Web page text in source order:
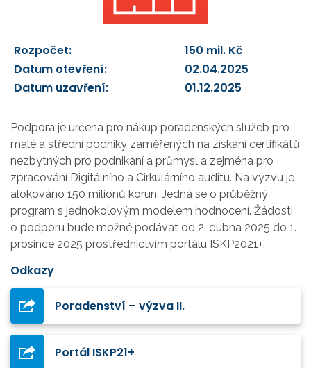
Rozpočet:
150 mil. Kč
Datum otevření:
02.04.2025
Datum uzavření:
01.12.2025
Podpora je určena pro nákup poradenských služeb pro
malé a střední podniky zaměřených na získání certifikátů
nezbytných pro podnikání a průmysl a zejména pro
zpracování Digitálního a Cirkulárního auditu. Na výzvu je
alokováno 150 milionů korun. Jedná se o průběžný
program s jednokolovým modelem hodnocení. Žádosti
o podporu bude možné podávat od 2. dubna 2025 do 1.
prosince 2025 prostřednictvím portálu ISKP2021+.
Odkazy
Poradenství – výzva II.
Portál ISKP21+